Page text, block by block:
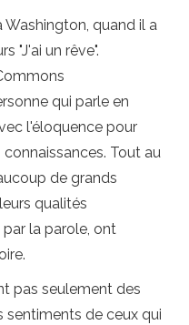
Washington, quand il a
"J'ai un rêve".
qui parle en
l'éloquence pour
Tout au
de grands
qualités
la parole, ont
pas seulement des
sentiments de ceux qui